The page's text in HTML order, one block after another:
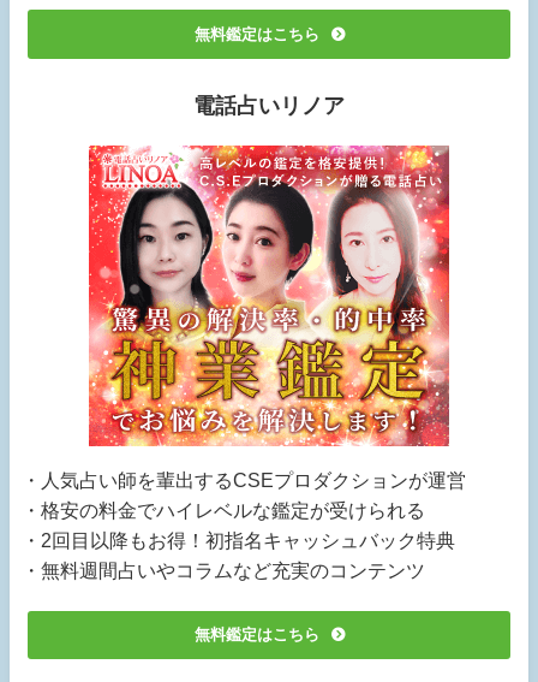
無料鑑定はこちら
電話占いリノア
・人気占い師を輩出するCSEプロダクションが運営
・格安の料金でハイレベルな鑑定が受けられる
・2回目以降もお得！初指名キャッシュバック特典
・無料週間占いやコラムなど充実のコンテンツ
無料鑑定はこちら